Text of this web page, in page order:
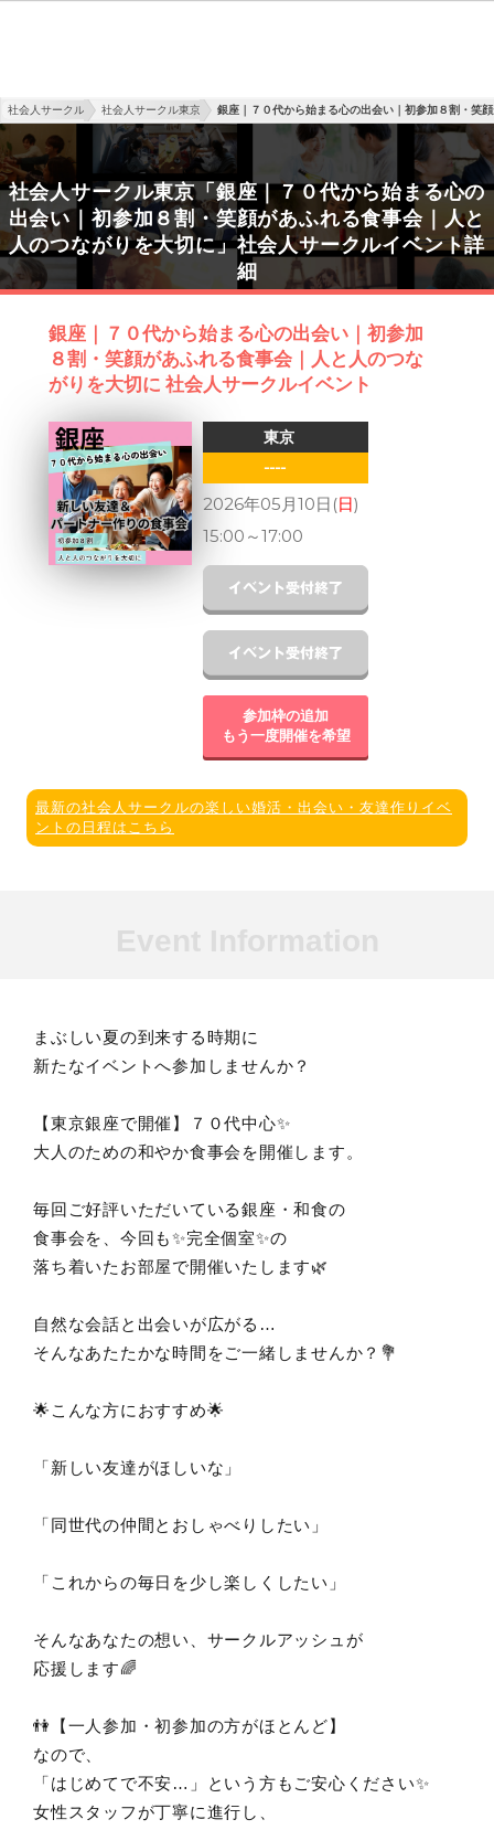
社会人サークル 社会人サークル東京 銀座｜７０代から始まる心の出会い｜初参加８割・笑
社会人サークル東京「銀座｜７０代から始まる心の
出会い｜初参加８割・笑顔があふれる食事会｜人と
人のつながりを大切に」社会人サークルイベント詳
細
銀座｜７０代から始まる心の出会い｜初参加
８割・笑顔があふれる食事会｜人と人のつな
がりを大切に 社会人サークルイベント
東京
----
2026年05月10日(日)
15:00 ～17:00
参加枠の追加
もう一度開催を希望
最新の社会人サークルの楽しい婚活・出会い・友達作りイベ
ントの日程はこちら
まぶしい夏の到来する時期に
新たなイベントへ参加しませんか？
【東京銀座で開催】７０代中心✨
大人のための和やか食事会を開催します。
毎回ご好評いただいている銀座・和食の
食事会を、今回も✨完全個室✨の
落ち着いたお部屋で開催いたします🌿
自然な会話と出会いが広がる…
そんなあたたかな時間をご一緒しませんか？💐
🌟こんな方におすすめ🌟
「新しい友達がほしいな」
「同世代の仲間とおしゃべりしたい」
「これからの毎日を少し楽しくしたい」
そんなあなたの想い、サークルアッシュが
応援します🌈
👫【一人参加・初参加の方がほとんど】
なので、
「はじめてで不安…」という方もご安心ください✨
女性スタッフが丁寧に進行し、